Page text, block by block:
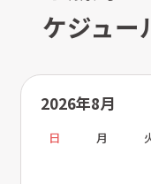
ケジュー
2026年8月
日 月